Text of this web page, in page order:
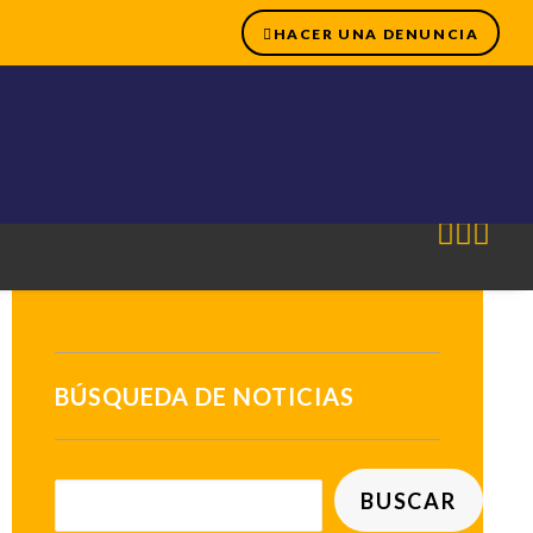
HACER UNA DENUNCIA
BÚSQUEDA DE NOTICIAS
BUSCAR